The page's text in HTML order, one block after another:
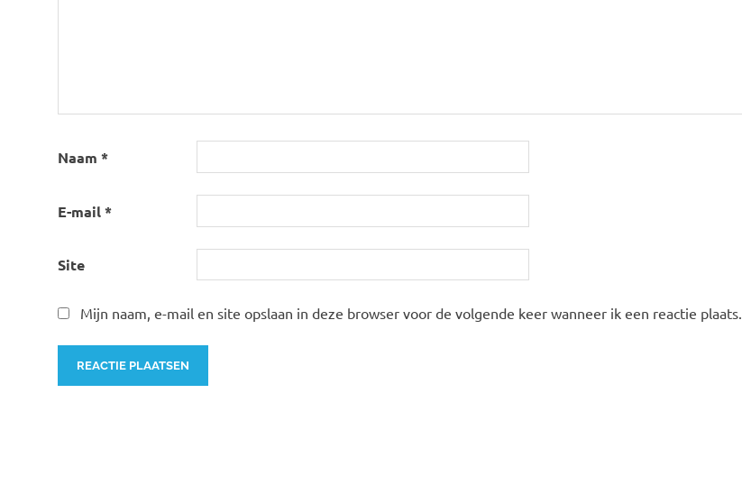
Naam *
E-mail*
Site
Mijn naam, e-mail en site opslaan in deze browser voor de volgende keer wanneer ik een reactie plaats.